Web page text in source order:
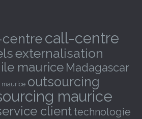
call-centre
externalisation
ile maurice Madagascar
maurice outsourcing
maurice
client technologie